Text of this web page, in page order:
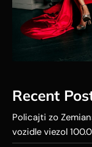
Recent
Policajti zo
vozidle viezol